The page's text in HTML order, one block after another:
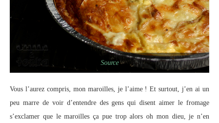
Source
Vous l’aurez compris, mon maroilles, je l’aime ! Et surtout, j’en ai un
peu marre de voir d’entendre des gens qui disent aimer le fromage
s’exclamer que le maroilles ça pue trop alors oh mon dieu, je n’en